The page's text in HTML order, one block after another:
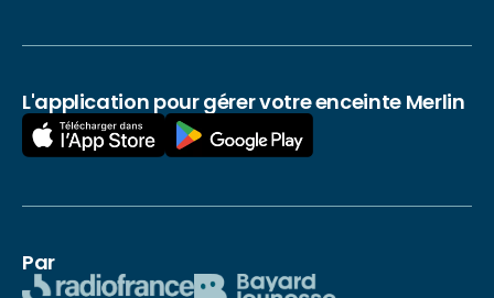
L'application pour gérer votre enceinte Merlin
Par